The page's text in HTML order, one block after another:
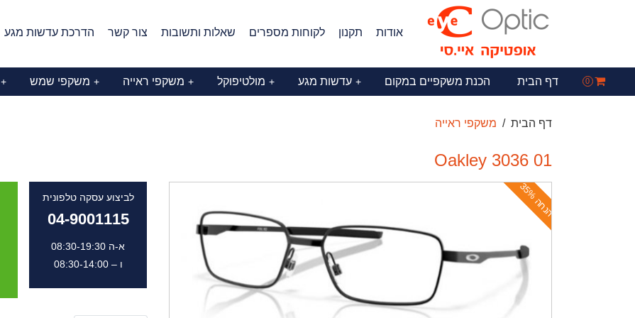
אודות תקנון לקוחות מספרים שאלות ותשובות צור קשר הדרכת עדשות מגע
0 דף הבית הכנת משקפיים במקום עדשות מגע + מולטיפוקל + משקפי ראייה + משקפי שמש +
+
דף הבית משקפי ראייה
Oakley 3036 01
ה
נ
ח
ה
3
5
% לביצוע עסקה טלפונית
04-9001115
א-ה 08:30-19:30
ו – 08:30-14:00